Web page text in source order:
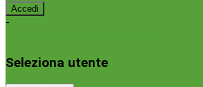
-
Seleziona utente